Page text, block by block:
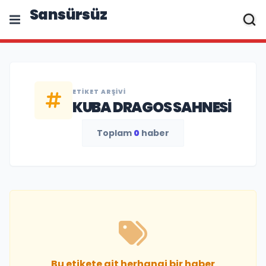
Sansürsüz
ETIKET ARŞIVI
KUBA DRAGOS SAHNESI
Toplam 0 haber